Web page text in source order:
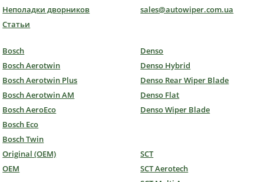
Неполадки дворников
Статьи
sales@autowiper.com.ua
Bosch
Bosch Aerotwin
Bosch Aerotwin Plus
Bosch Aerotwin AM
Bosch AeroEco
Bosch Eco
Bosch Twin
Denso
Denso Hybrid
Denso Rear Wiper Blade
Denso Flat
Denso Wiper Blade
Original (OEM)
OEM
SCT
SCT Aerotech